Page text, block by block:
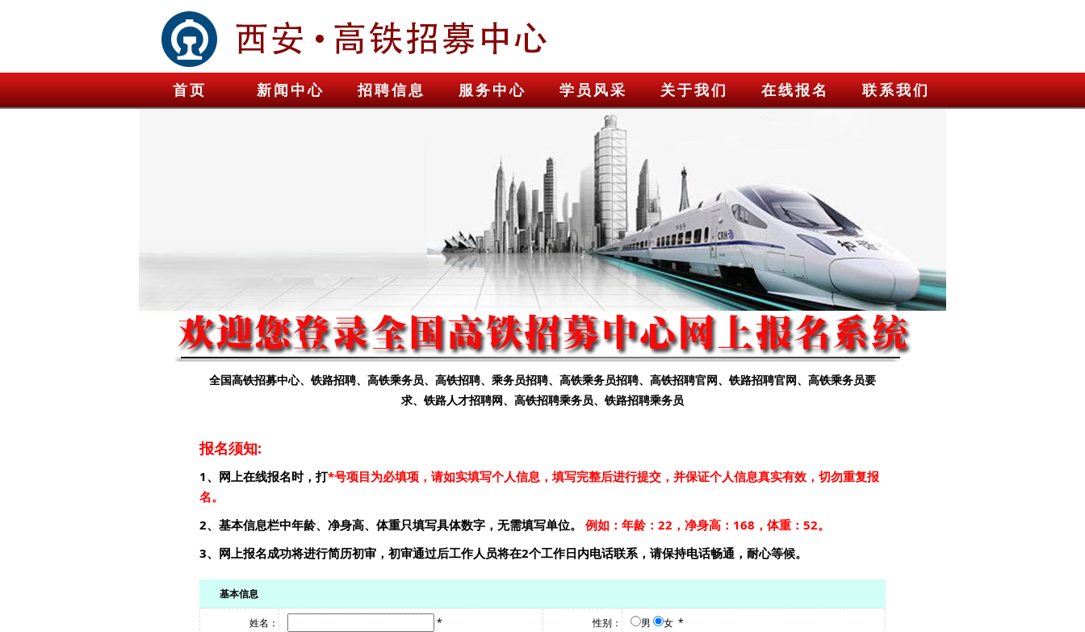
首页 新闻中心 招聘信息 服务中心 学员风采 关于我们 在线报名 联系我们
全国高铁招募中心、铁路招聘、高铁乘务员、高铁招聘、乘务员招聘、高铁乘务员招聘、高铁招聘官网、铁路招聘官网、高铁乘务员要
求、铁路人才招聘网、高铁招聘乘务员、铁路招聘乘务员
报名须知:
1、网上在线报名时，打*号项目为必填项，请如实填写个人信息，填写完整后进行提交，并保证个人信息真实有效，切勿重复报
名。
2、基本信息栏中年龄、净身高、体重只填写具体数字，无需填写单位。 例如：年龄：22，净身高：168，体重：52。
3、网上报名成功将进行简历初审，初审通过后工作人员将在2个工作日内电话联系，请保持电话畅通，耐心等候。
基本信息
姓名： * 性别： 男 女 *